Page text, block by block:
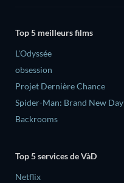
Top 5 meilleurs films
L'Odyssée
obsession
Projet Dernière Chance
Spider-Man: Brand New Day
Backrooms
Top 5 services de VàD
Netflix